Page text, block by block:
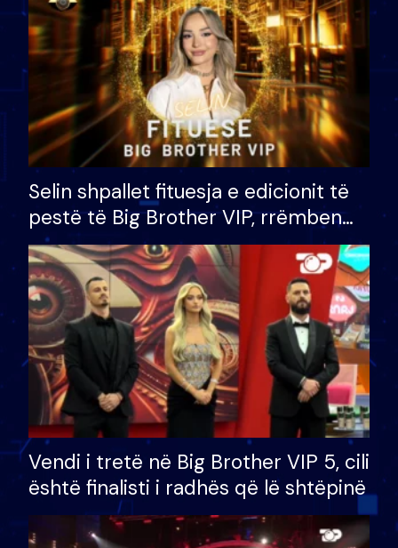
Selin shpallet fituesja e edicionit të
pestë të Big Brother VIP, rrëmben
çmimin e madh prej 100 mijë eurosh
Vendi i tretë në Big Brother VIP 5, cili
është finalisti i radhës që lë shtëpinë